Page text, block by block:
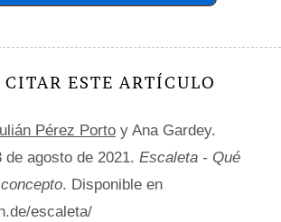
ESTE ARTÍCULO
Pérez Porto y Ana Gardey.
agosto de 2021. Escaleta - Qué
. Disponible en
escaleta/